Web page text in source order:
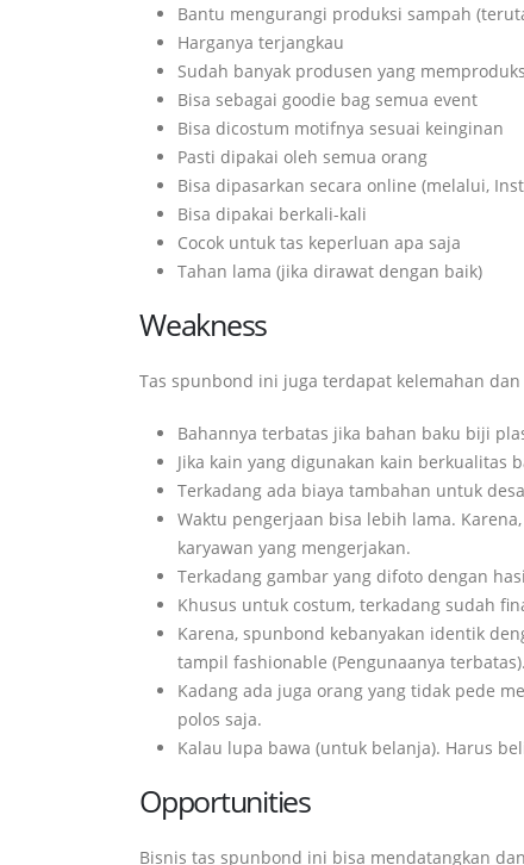
Bantu mengurangi produksi sampah
Harganya terjangkau
Sudah banyak produsen yang
Bisa sebagai goodie bag semua event
Bisa dicostum motifnya sesuai keinginan
Pasti dipakai oleh semua orang
Bisa dipasarkan secara online (melalui,
Bisa dipakai berkali-kali
Cocok untuk tas keperluan apa saja
Tahan lama (jika dirawat dengan baik)
Weakness
Tas spunbond ini juga terdapat kelemahan
Bahannya terbatas jika bahan baku biji
Jika kain yang digunakan kain berkualitas
Terkadang ada biaya tambahan untuk
Waktu pengerjaan bisa lebih lama.
karyawan yang mengerjakan.
Terkadang gambar yang difoto dengan
Khusus untuk costum, terkadang sudah
Karena, spunbond kebanyakan identik
tampil fashionable (Pengunaanya terbatas).
Kadang ada juga orang yang tidak pede
polos saja.
Kalau lupa bawa (untuk belanja). Harus
Opportunities
Bisnis tas spunbond ini bisa mendatangkan